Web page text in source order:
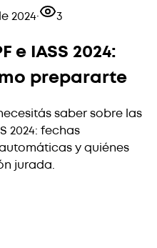
2024· 3
e IASS 2024:
prepararte
saber sobre las
2024: fechas
y quiénes
jurada.